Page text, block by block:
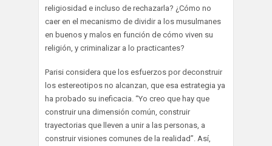
religiosidad e incluso de rechazarla? ¿Cómo no
caer en el mecanismo de dividir a los musulmanes
en buenos y malos en función de cómo viven su
religión, y criminalizar a lo practicantes?
Parisi considera que los esfuerzos por deconstruir
los estereotipos no alcanzan, que esa estrategia ya
ha probado su ineficacia. “Yo creo que hay que
construir una dimensión común, construir
trayectorias que lleven a unir a las personas, a
construir visiones comunes de la realidad”. Así,